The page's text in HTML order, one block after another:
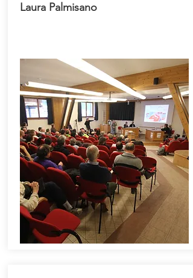
Laura Palmisano